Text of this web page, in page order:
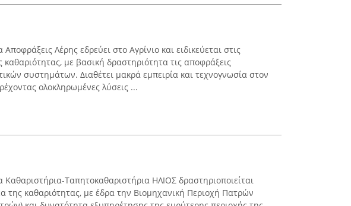
Αποφράξεις Λέρης εδρεύει στο Αγρίνιο και ειδικεύεται στις
καθαριότητας, με βασική δραστηριότητα τις αποφράξεις
συστημάτων. Διαθέτει μακρά εμπειρία και τεχνογνωσία στον
ολοκληρωμένες λύσεις ...
Καθαριστήρια-Ταπητοκαθαριστήρια ΗΛΙΟΣ δραστηριοποιείται
της καθαριότητας, με έδρα την Βιομηχανική Περιοχή Πατρών